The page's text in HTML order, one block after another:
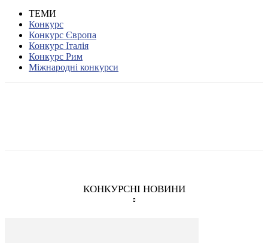
ТЕМИ
Конкурс
Конкурс Європа
Конкурс Італія
Конкурс Рим
Міжнародні конкурси
КОНКУРСНІ НОВИНИ